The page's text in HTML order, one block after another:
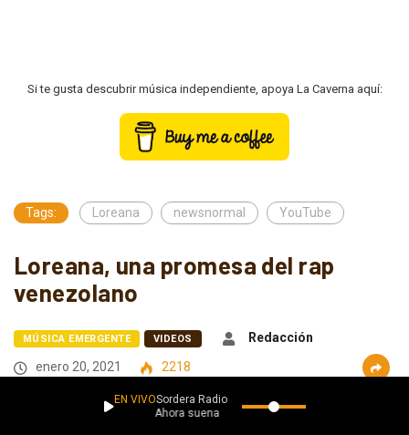
Si te gusta descubrir música independiente, apoya La Caverna aquí:
Tags: Loreana newsnormal YouTube
Loreana, una promesa del rap
venezolano
MÚSICA EMERGENTE VIDEOS
Redacción
enero 20, 2021
2218
EN VIVOSordera Radio
Ahora suena